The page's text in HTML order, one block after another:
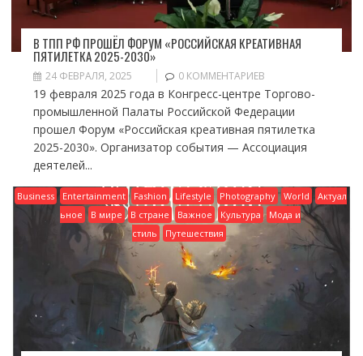
В ТПП РФ ПРОШЁЛ ФОРУМ «РОССИЙСКАЯ КРЕАТИВНАЯ
ПЯТИЛЕТКА 2025-2030»
24 ФЕВРАЛЯ, 2025 0 КОММЕНТАРИЕВ
19 февраля 2025 года в Конгресс-центре Торгово-
промышленной Палаты Российской Федерации
прошел Форум «Российская креативная пятилетка
2025-2030». Организатор события — Ассоциация
деятелей...
Business Entertainment Fashion Lifestyle Photography World
Актуал
ьное
В мире В стране Важное Культура
Мода и
стиль
Путешествия